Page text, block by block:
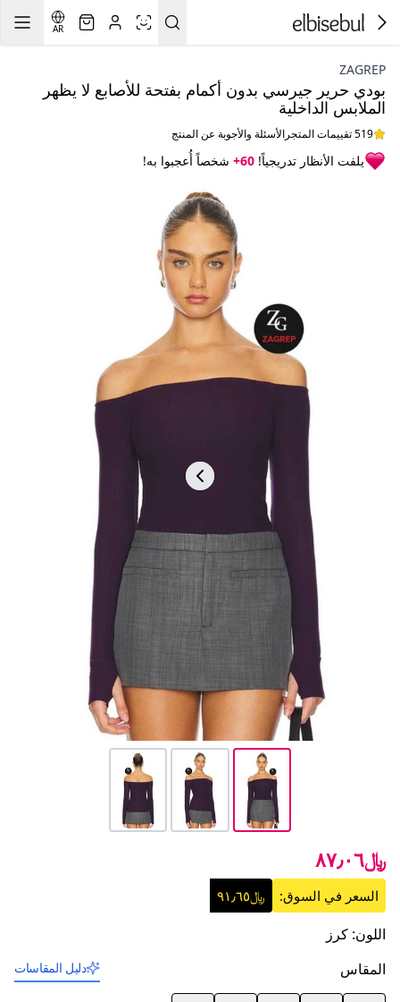
AR
ZAGREP
بودي حرير جيرسي بدون أكمام بفتحة للأصابع لا يظهر
الملابس الداخلية
519 تقييمات المتجر الأسئلة والأجوبة عن المنتج
يلفت الأنظار تدريجياً! 60+ شخصاً أُعجبوا به!
﷼٨٧٫٠٦
السعر في السوق: ﷼٩١٫٦٥
اللون: كرز
المقاس
دليل المقاسات